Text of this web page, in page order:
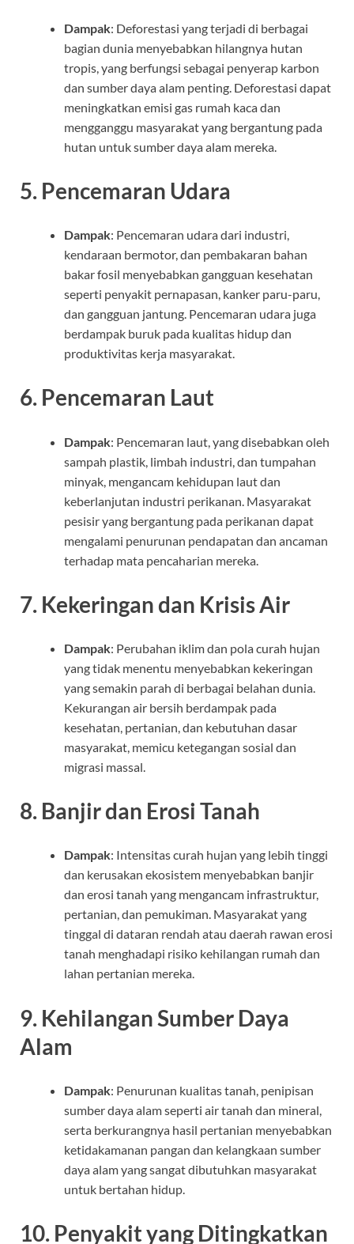
Dampak: Deforestasi yang terjadi di berbagai
bagian dunia menyebabkan hilangnya hutan
tropis, yang berfungsi sebagai penyerap karbon
dan sumber daya alam penting. Deforestasi dapat
meningkatkan emisi gas rumah kaca dan
mengganggu masyarakat yang bergantung pada
hutan untuk sumber daya alam mereka.
5. Pencemaran Udara
Dampak: Pencemaran udara dari industri,
kendaraan bermotor, dan pembakaran bahan
bakar fosil menyebabkan gangguan kesehatan
seperti penyakit pernapasan, kanker paru-paru,
dan gangguan jantung. Pencemaran udara juga
berdampak buruk pada kualitas hidup dan
produktivitas kerja masyarakat.
6. Pencemaran Laut
Dampak: Pencemaran laut, yang disebabkan oleh
sampah plastik, limbah industri, dan tumpahan
minyak, mengancam kehidupan laut dan
keberlanjutan industri perikanan. Masyarakat
pesisir yang bergantung pada perikanan dapat
mengalami penurunan pendapatan dan ancaman
terhadap mata pencaharian mereka.
7. Kekeringan dan Krisis Air
Dampak: Perubahan iklim dan pola curah hujan
yang tidak menentu menyebabkan kekeringan
yang semakin parah di berbagai belahan dunia.
Kekurangan air bersih berdampak pada
kesehatan, pertanian, dan kebutuhan dasar
masyarakat, memicu ketegangan sosial dan
migrasi massal.
8. Banjir dan Erosi Tanah
Dampak: Intensitas curah hujan yang lebih tinggi
dan kerusakan ekosistem menyebabkan banjir
dan erosi tanah yang mengancam infrastruktur,
pertanian, dan pemukiman. Masyarakat yang
tinggal di dataran rendah atau daerah rawan erosi
tanah menghadapi risiko kehilangan rumah dan
lahan pertanian mereka.
9. Kehilangan Sumber Daya
Alam
Dampak: Penurunan kualitas tanah, penipisan
sumber daya alam seperti air tanah dan mineral,
serta berkurangnya hasil pertanian menyebabkan
ketidakamanan pangan dan kelangkaan sumber
daya alam yang sangat dibutuhkan masyarakat
untuk bertahan hidup.
10. Penyakit yang Ditingkatkan